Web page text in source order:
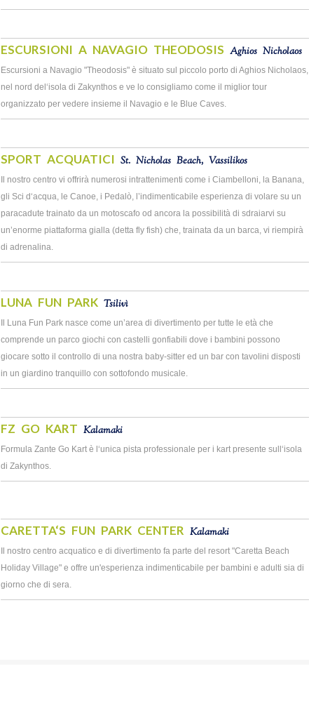
ESCURSIONI A NAVAGIO THEODOSIS Aghios Nicholaos
Escursioni a Navagio "Theodosis" è situato sul piccolo porto di Aghios Nicholaos,
nel nord del‘isola di Zakynthos e ve lo consigliamo come il miglior tour
organizzato per vedere insieme il Navagio e le Blue Caves.
SPORT ACQUATICI St. Nicholas Beach, Vassilikos
Il nostro centro vi offrirà numerosi intrattenimenti come i Ciambelloni, la Banana,
gli Sci d‘acqua, le Canoe, i Pedalò, l’indimenticabile esperienza di volare su un
paracadute trainato da un motoscafo od ancora la possibilità di sdraiarvi su
un’enorme piattaforma gialla (detta fly fish) che, trainata da un barca, vi riempirà
di adrenalina.
LUNA FUN PARK Tsilivì
Il Luna Fun Park nasce come un’area di divertimento per tutte le età che
comprende un parco giochi con castelli gonfiabili dove i bambini possono
giocare sotto il controllo di una nostra baby-sitter ed un bar con tavolini disposti
in un giardino tranquillo con sottofondo musicale.
FZ GO KART Kalamaki
Formula Zante Go Kart è l‘unica pista professionale per i kart presente sull‘isola
di Zakynthos.
CARETTA‘S FUN PARK CENTER Kalamaki
Il nostro centro acquatico e di divertimento fa parte del resort "Caretta Beach
Holiday Village" e offre un'esperienza indimenticabile per bambini e adulti sia di
giorno che di sera.